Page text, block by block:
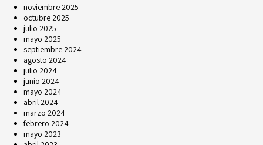
noviembre 2025
octubre 2025
julio 2025
mayo 2025
septiembre 2024
agosto 2024
julio 2024
junio 2024
mayo 2024
abril 2024
marzo 2024
febrero 2024
mayo 2023